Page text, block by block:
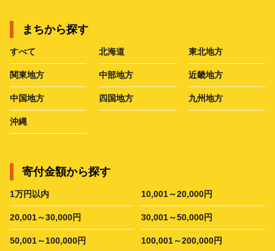
まちから探す
すべて 北海道 東北地方
関東地方 中部地方 近畿地方
中国地方 四国地方 九州地方
沖縄
寄付金額から探す
1万円以内 10,001～20,000円
20,001～30,000円 30,001～50,000円
50,001～100,000円 100,001～200,000円